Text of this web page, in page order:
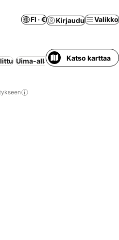
FI · € Kirjaudu Valikko
Uima-allas Maksuton
Katso karttaa